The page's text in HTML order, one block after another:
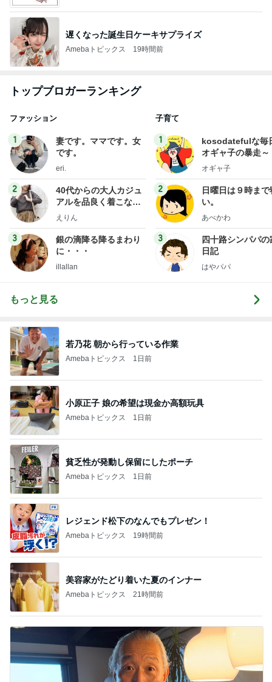
遅くなった誕生日ケーキサプライズ
Amebaトピックス 19時間前
トップブロガーランキング
ファッション
1
妻です。ママです。女
です。
eri.
2
40代からの大人カジュ
アルを品良く着こなす
ファッションブログ
えりん
3
銀の滴降る降るまわり
に・・・
illallan
子育て
1
kosodatefulな毎
オギャ子の暴走～
オギャ子
2
日曜日は９時まで
い。
あべかわ
3
四十路シンパパの
日記
はやパパ
もっと見る
若乃花 朝から行っている作業
Amebaトピックス 1日前
小原正子 娘の希望は現金か高額玩具
Amebaトピックス 1日前
貧乏性が発動し保留にしたポーチ
Amebaトピックス 1日前
レジェンド松下のなんでもプレゼン！
Amebaトピックス 19時間前
美容家がたどり着いた夏のインナー
Amebaトピックス 21時間前